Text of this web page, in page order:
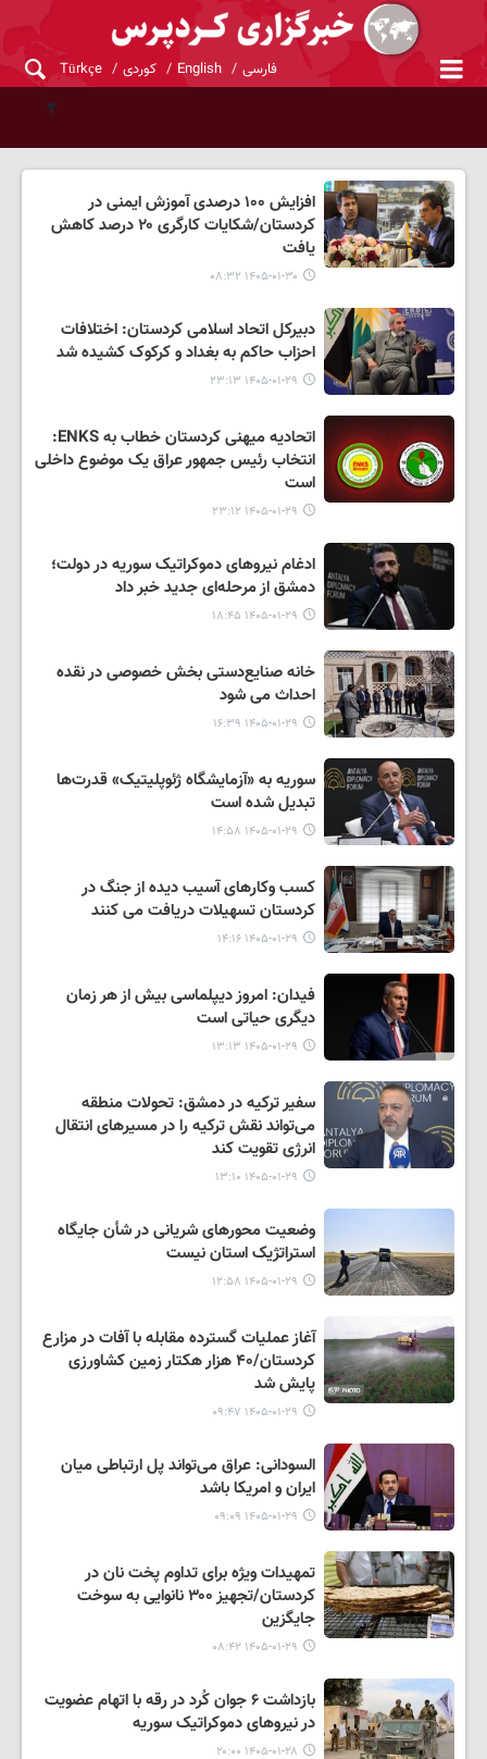
فارسی English کوردی Türkçe
افزایش ۱۰۰ درصدی آموزش ایمنی در
کردستان/شکایات کارگری ۲۰ درصد کاهش
یافت
۱۴۰۵-۰۱-۳۰ ۰۸:۳۲
دبیرکل اتحاد اسلامی کردستان: اختلافات
احزاب حاکم به بغداد و کرکوک کشیده شد
۱۴۰۵-۰۱-۲۹ ۲۳:۱۳
اتحادیه میهنی کردستان خطاب به ENKS:
انتخاب رئیس جمهور عراق یک موضوع داخلی
است
۱۴۰۵-۰۱-۲۹ ۲۳:۱۲
ادغام نیروهای دموکراتیک سوریه در دولت؛
دمشق از مرحله‌ای جدید خبر داد
۱۴۰۵-۰۱-۲۹ ۱۸:۴۵
خانه‌ صنایع‌دستی بخش خصوصی در نقده
احداث می شود
۱۴۰۵-۰۱-۲۹ ۱۶:۳۹
سوریه به «آزمایشگاه ژئوپلیتیک» قدرت‌ها
تبدیل شده است
۱۴۰۵-۰۱-۲۹ ۱۴:۵۸
کسب وکارهای آسیب دیده از جنگ در
کردستان تسهیلات دریافت می کنند
۱۴۰۵-۰۱-۲۹ ۱۴:۱۶
فیدان: امروز دیپلماسی بیش از هر زمان
دیگری حیاتی است
۱۴۰۵-۰۱-۲۹ ۱۳:۱۳
سفیر ترکیه در دمشق: تحولات منطقه
می‌تواند نقش ترکیه را در مسیرهای انتقال
انرژی تقویت کند
۱۴۰۵-۰۱-۲۹ ۱۳:۱۰
وضعیت محورهای شریانی در شأن جایگاه
استراتژیک استان نیست
۱۴۰۵-۰۱-۲۹ ۱۲:۵۸
آغاز عملیات گسترده مقابله با آفات در مزارع
کردستان/۴۰ هزار هکتار زمین کشاورزی
پایش شد
۱۴۰۵-۰۱-۲۹ ۰۹:۴۷
السودانی: عراق می‌تواند پل ارتباطی میان
ایران و امریکا باشد
۱۴۰۵-۰۱-۲۹ ۰۹:۰۹
تمهیدات ویژه برای تداوم پخت نان در
کردستان/تجهیز ۳۰۰ نانوایی به سوخت
جایگزین
۱۴۰۵-۰۱-۲۹ ۰۸:۴۲
بازداشت ۶ جوان کُرد در رقه با اتهام عضویت
در نیروهای دموکراتیک سوریه
۱۴۰۵-۰۱-۲۸ ۲۰:۰۰